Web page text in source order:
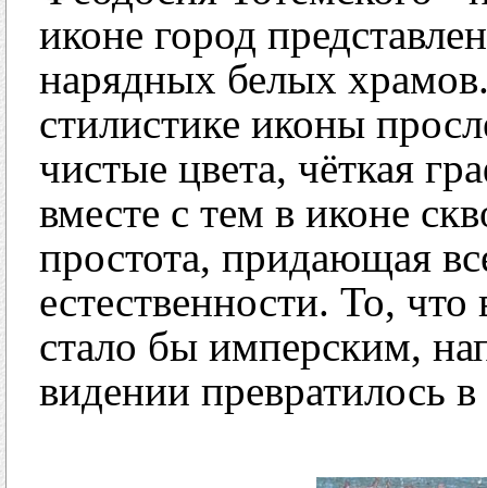
иконе город
нарядных белых
стилистике иконы
чистые цвета, чёткая
вместе с тем в иконе
простота, придающая
естественности. То,
стало бы имперским,
видении превратилось